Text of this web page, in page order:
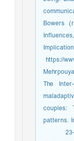
Bowers
https://
The
patterns.